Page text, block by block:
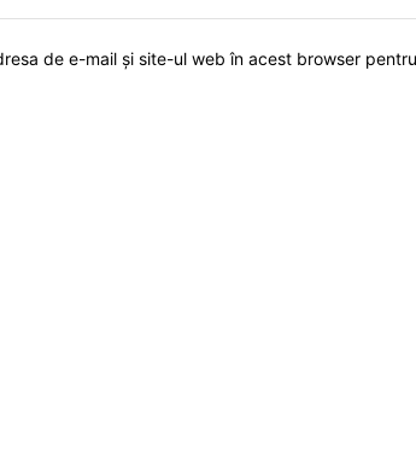
de e-mail și site-ul web în acest browser